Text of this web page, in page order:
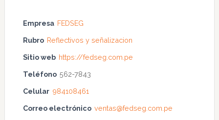
Empresa FEDSEG
Rubro Reflectivos y señalizacion
Sitio web https://fedseg.com.pe
Teléfono 562-7843
Celular 984108461
Correo electrónico ventas@fedseg.com.pe